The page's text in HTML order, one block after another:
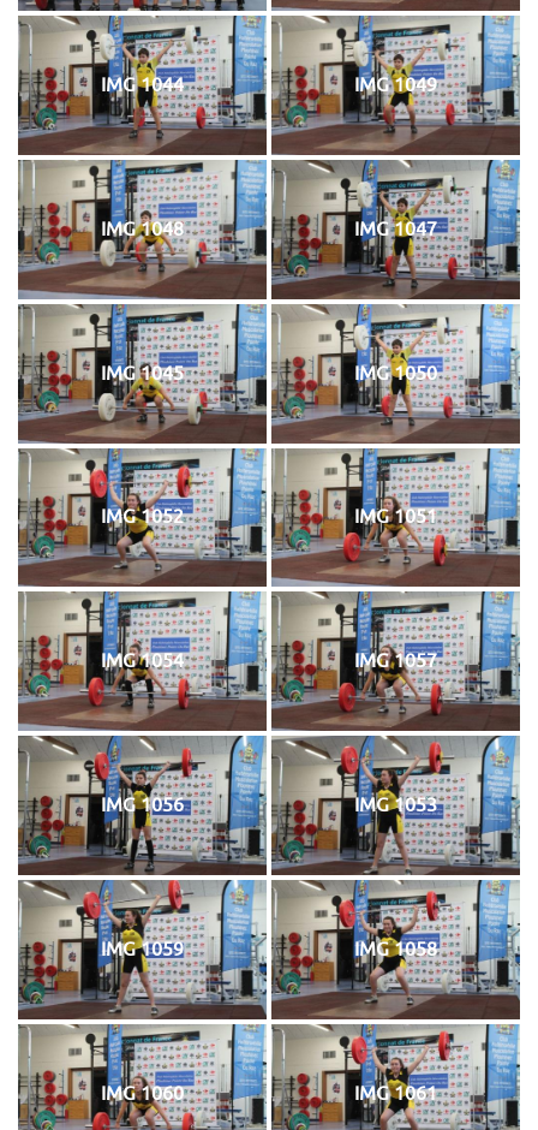
IMG 1044 IMG 1049
IMG 1048 IMG 1047
IMG 1045 IMG 1050
IMG 1052 IMG 1051
IMG 1054 IMG 1057
IMG 1056 IMG 1053
IMG 1059 IMG 1058
IMG 1060 IMG 1061